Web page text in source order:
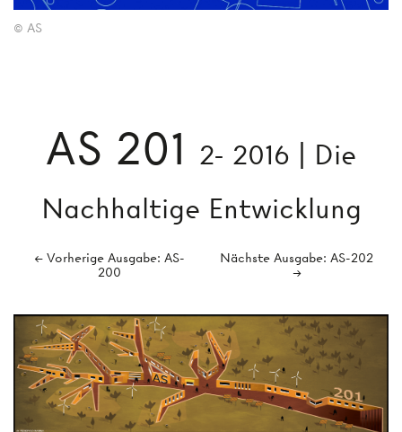
© AS
AS 201 2- 2016 | Die
Nachhaltige Entwicklung
← Vorherige Ausgabe: AS-
200
Nächste Ausgabe: AS-202
→